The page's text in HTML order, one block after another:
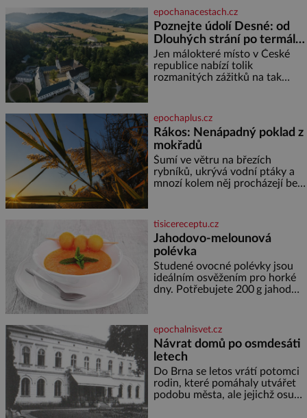
železný sloup, který už přibližně
1 600 let odolává počasí
epochanacestach.cz
Poznejte údolí Desné: od
Dlouhých strání po termální
prameny
Jen málokteré místo v České
republice nabízí tolik
rozmanitých zážitků na tak
jediného dne můžete
nahlédnout do útrob jedné z
nejvýznamnějších vodních
elektráren v Evropě, vydat se na
horské hřebeny, projet se na
koloběžce a den zakončit
poznáváním památek ve
epochaplus.cz
Rákos: Nenápadný poklad z
mokřadů
Šumí ve větru na březích
rybníků, ukrývá vodní ptáky a
mnozí kolem něj procházejí bez
lodě, zapisovat první texty a
inspiroval řadu pověstí. Tato
skromná, ale užitečná rostlina
provází člověka už tisíce let.
Většina lidí vnímá rákos jen jako
obyčejnou kulisu letního
koupání. Stačí se však podívat
tisicereceptu.cz
Jahodovo-melounová
polévka
Studené ovocné polévky jsou
ideálním osvěžením pro horké
dny. Potřebujete 200 g jahod
cukru krystal 1 lžíci medu 200 g
zakysané sm
epochalnisvet.cz
Návrat domů po osmdesáti
letech
Do Brna se letos vrátí potomci
rodin, které pomáhaly utvářet
podobu města, ale jejichž osudy